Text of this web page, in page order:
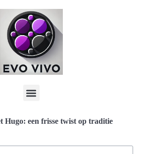
Hugo: een frisse twist op traditie